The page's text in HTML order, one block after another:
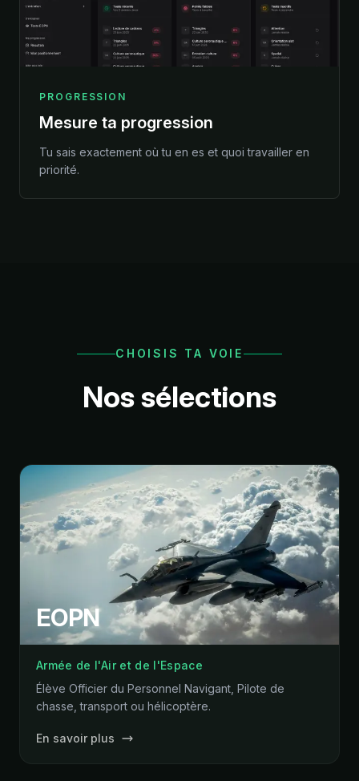
PROGRESSION
Mesure ta progression
Tu sais exactement où tu en es et quoi travailler en
priorité.
CHOISIS TA VOIE
Nos sélections
EOPN
Armée de l'Air et de l'Espace
Élève Officier du Personnel Navigant, Pilote de
chasse, transport ou hélicoptère.
En savoir plus